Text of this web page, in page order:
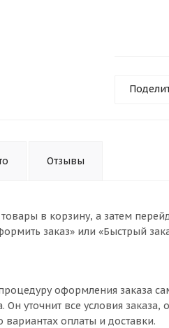
Отзывы
в корзину, а затем
заказ» или «Быстрый
оформления заказа
уточнит все условия заказа,
вариантах оплаты и доставки.